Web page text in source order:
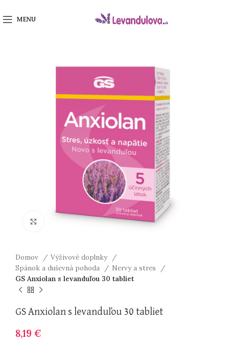
MENU
Klikni na zväčšenie
Domov
Výživové doplnky
Spánok a duševná pohoda
Nervy a stres
GS Anxiolan s levanduľou 30 tabliet
GS Anxiolan s levanduľou 30 tabliet
8,19 €